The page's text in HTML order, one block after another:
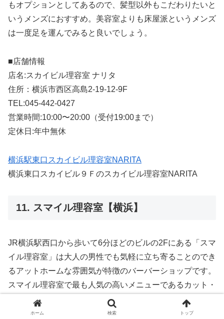
もオプションとしてあるので、髪型以外もこだわりたいと
いうメンズにおすすめ。美容室よりも床屋派というメンズ
は一度足を運んでみると良いでしょう。
■店舗情報
店名:スカイビル理容室 ナリタ
住所：横浜市西区高島2-19-12-9F
TEL:045-442-0427
営業時間:10:00〜20:00（受付19:00まで）
定休日:年中無休
横浜駅東口スカイビル理容室NARITA
横浜東口スカイビル９Ｆのスカイビル理容室NARITA
11. スマイル理容室【横浜】
JR横浜駅西口から歩いて6分ほどのビルの2Fにある「スマ
イル理容室」は大人の男性でも気軽に立ち寄ることのでき
るアットホームな雰囲気が特徴のバーバーショップです。
スマイル理容室で最も人気の高いメニューであるカット・
襟剃り付は2,400円で施術を受けることができるため、立
地も相まってとても通い続けやすいです。一般的に髪の毛
ホーム 検索 トップ